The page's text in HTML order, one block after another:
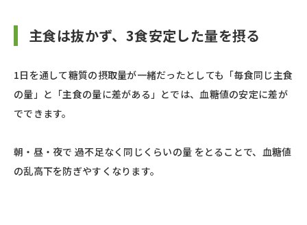
主食は抜かず、3食安定した量を摂る
1日を通して糖質の摂取量が一緒だったとしても「毎食同じ主食
の量」と「主食の量に差がある」とでは、血糖値の安定に差が
でできます。
朝・昼・夜で 過不足なく同じくらいの量 をとることで、血糖値
の乱高下を防ぎやすくなります。